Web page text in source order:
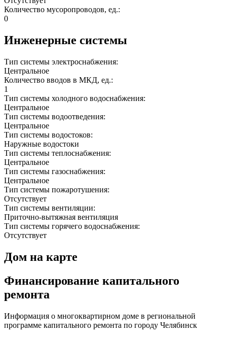
Количество мусоропроводов, ед.:
0
Инженерные системы
Тип системы электроснабжения:
Центральное
Количество вводов в МКД, ед.:
1
Тип системы холодного водоснабжения:
Центральное
Тип системы водоотведения:
Центральное
Тип системы водостоков:
Наружные водостоки
Тип системы теплоснабжения:
Центральное
Тип системы газоснабжения:
Центральное
Тип системы пожаротушения:
Отсутствует
Тип системы вентиляции:
Приточно-вытяжная вентиляция
Тип системы горячего водоснабжения:
Отсутствует
Дом на карте
Финансирование капитального
ремонта
Информация о многоквартирном доме в региональной
программе капитального ремонта по городу Челябинск